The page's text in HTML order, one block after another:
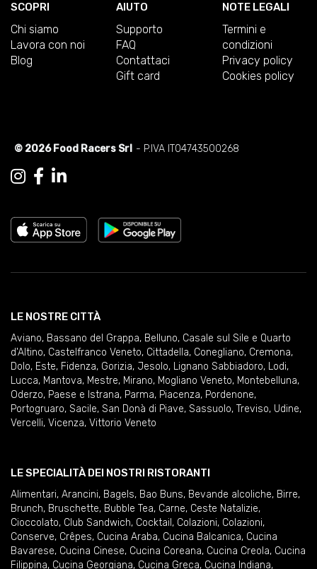
SCOPRI
Chi siamo
Lavora con noi
Blog
AIUTO
Supporto
FAQ
Contattaci
Gift card
NOTE LEGALI
Termini e
condizioni
Privacy policy
Cookies policy
© 2026 Food Racers Srl - P.IVA IT04743500268
LE NOSTRE CITTÀ
Aviano, Bassano del Grappa, Belluno, Casale sul Sile e Quarto
d'Altino, Castelfranco Veneto, Cittadella, Conegliano, Cremona,
Dolo, Este, Fidenza, Gorizia, Jesolo, Lignano Sabbiadoro, Lodi,
Lucca, Mantova, Mestre, Mirano, Mogliano Veneto, Montebelluna,
Oderzo, Paese e Istrana, Parma, Piacenza, Pordenone,
Portogruaro, Sacile, San Donà di Piave, Sassuolo, Treviso, Udine,
Vercelli, Vicenza, Vittorio Veneto
LE SPECIALITÀ DEI NOSTRI RISTORANTI
Alimentari, Arancini, Bagels, Bao Buns, Bevande alcoliche, Birre,
Brunch, Bruschette, Bubble Tea, Carne, Ceste Natalizie,
Cioccolato, Club Sandwich, Cocktail , Colazioni, Colazioni,
Conserve, Crêpes, Cucina Araba, Cucina Balcanica, Cucina
Bavarese, Cucina Cinese, Cucina Coreana, Cucina Creola, Cucina
Filippina, Cucina Georgiana, Cucina Greca, Cucina Indiana,